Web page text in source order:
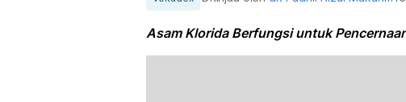
Asam Klorida Berfungsi untuk